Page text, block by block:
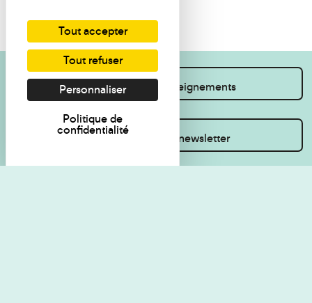
Je souhaite des renseignements
Inscrivez-vous à la newsletter
Tout accepter
Tout refuser
Personnaliser
Politique de
confidentialité